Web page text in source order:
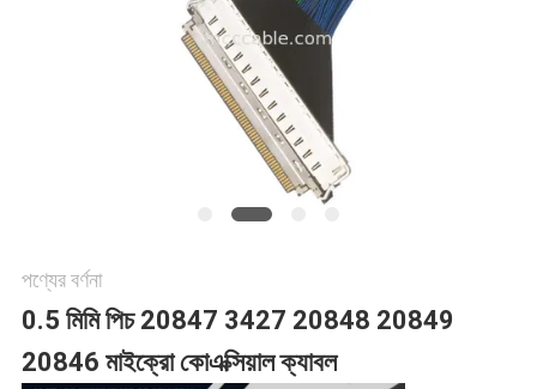
নীতি
পণ্যের বর্ণনা
0.5 মিমি পিচ 20847 3427 20848 20849
20846 মাইক্রো কোএক্সিয়াল ক্যাবল